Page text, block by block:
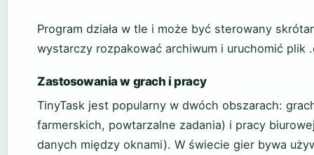
Program działa w tle i może być sterowany
wystarczy rozpakować archiwum i uruchomić plik
Zastosowania w grach i pracy
TinyTask jest popularny w dwóch obszarach:
farmerskich, powtarzalne zadania) i pracy
danych między oknami). W świecie gier bywa